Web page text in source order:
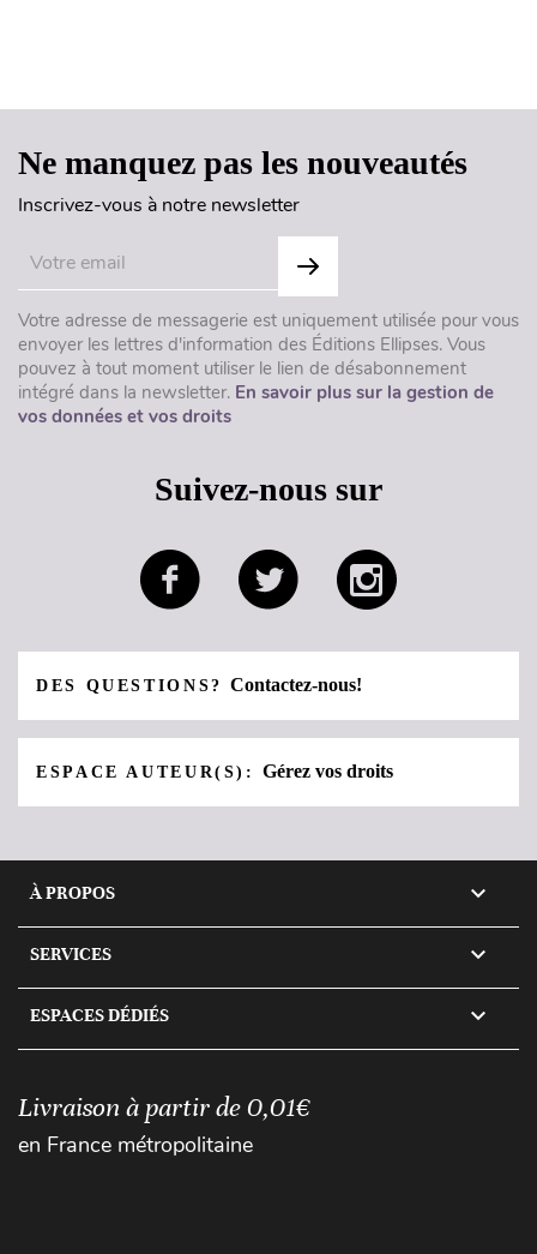
Ne manquez pas les nouveautés
Inscrivez-vous à notre newsletter
Votre adresse de messagerie est uniquement utilisée pour vous
envoyer les lettres d'information des Éditions Ellipses. Vous
pouvez à tout moment utiliser le lien de désabonnement
intégré dans la newsletter. En savoir plus sur la gestion de
vos données et vos droits
Suivez-nous sur
DES QUESTIONS?Contactez-nous!
ESPACE AUTEUR(S):Gérez vos droits
À PROPOS 
SERVICES 
ESPACES DÉDIÉS 
Livraison à partir de 0,01€
en France métropolitaine